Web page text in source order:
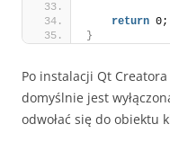
return 0;
}
Po instalacji Qt
domyślnie jest
odwołać się do obiektu